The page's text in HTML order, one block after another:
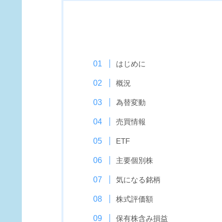
はじめに
概況
為替変動
売買情報
ETF
主要個別株
気になる銘柄
株式評価額
保有株含み損益